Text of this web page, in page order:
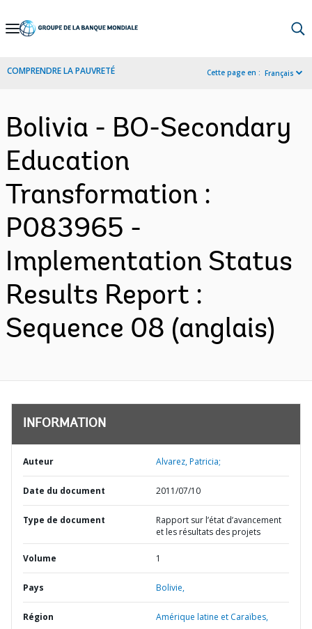
Skip
Navigation
COMPRENDRE LA PAUVRETÉ Cette page en : Français
Bolivia - BO-Secondary
Education
Transformation :
P083965 -
Implementation Status
Results Report :
Sequence 08 (anglais)
INFORMATION
Auteur Alvarez, Patricia;
Date du document 2011/07/10
Type de document
Rapport sur l’état d’avancement
et les résultats des projets
Volume 1
Pays Bolivie,
Région Amérique latine et Caraïbes,